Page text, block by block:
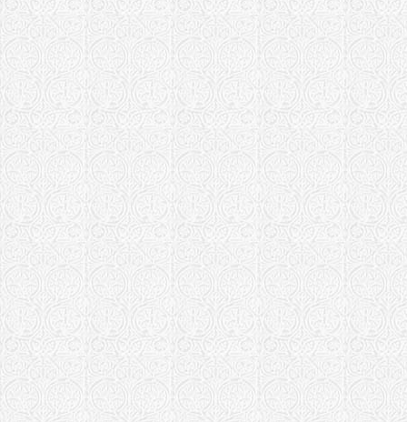
Храм в
Храм в
"Всецарица"
Храм иконы